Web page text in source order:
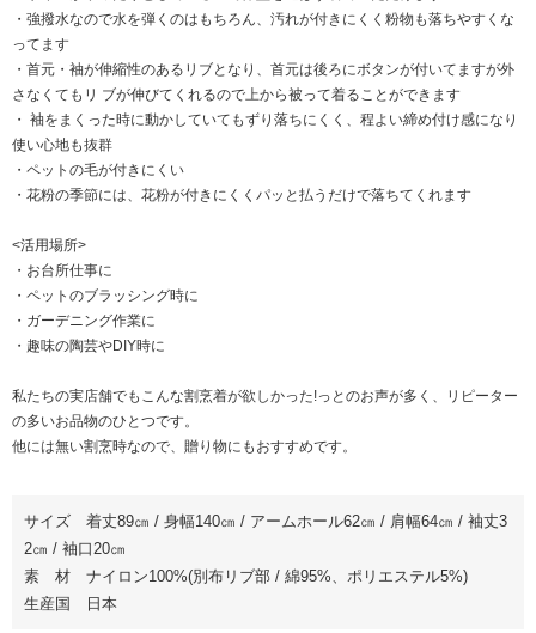
・強撥水なので水を弾くのはもちろん、汚れが付きにくく粉物も落ちやすくな
ってます
・首元・袖が伸縮性のあるリブとなり、首元は後ろにボタンが付いてますが外
さなくてもリ ブが伸びてくれるので上から被って着ることができます
・ 袖をまくった時に動かしていてもずり落ちにくく、程よい締め付け感になり
使い心地も抜群
・ペットの毛が付きにくい
・花粉の季節には、花粉が付きにくくパッと払うだけで落ちてくれます
<活用場所>
・お台所仕事に
・ペットのブラッシング時に
・ガーデニング作業に
・趣味の陶芸やDIY時に
私たちの実店舗でもこんな割烹着が欲しかった!っとのお声が多く、リピーター
の多いお品物のひとつです。
他には無い割烹時なので、贈り物にもおすすめです。
サイズ 着丈89㎝ / 身幅140㎝ / アームホール62㎝ / 肩幅64㎝ / 袖丈3
2㎝ / 袖口20㎝
素 材 ナイロン100%(別布リブ部 / 綿95%、ポリエステル5%)
生産国 日本